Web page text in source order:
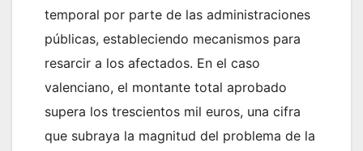
temporal por parte de las administraciones
públicas, estableciendo mecanismos para
resarcir a los afectados. En el caso
valenciano, el montante total aprobado
supera los trescientos mil euros, una cifra
que subraya la magnitud del problema de la